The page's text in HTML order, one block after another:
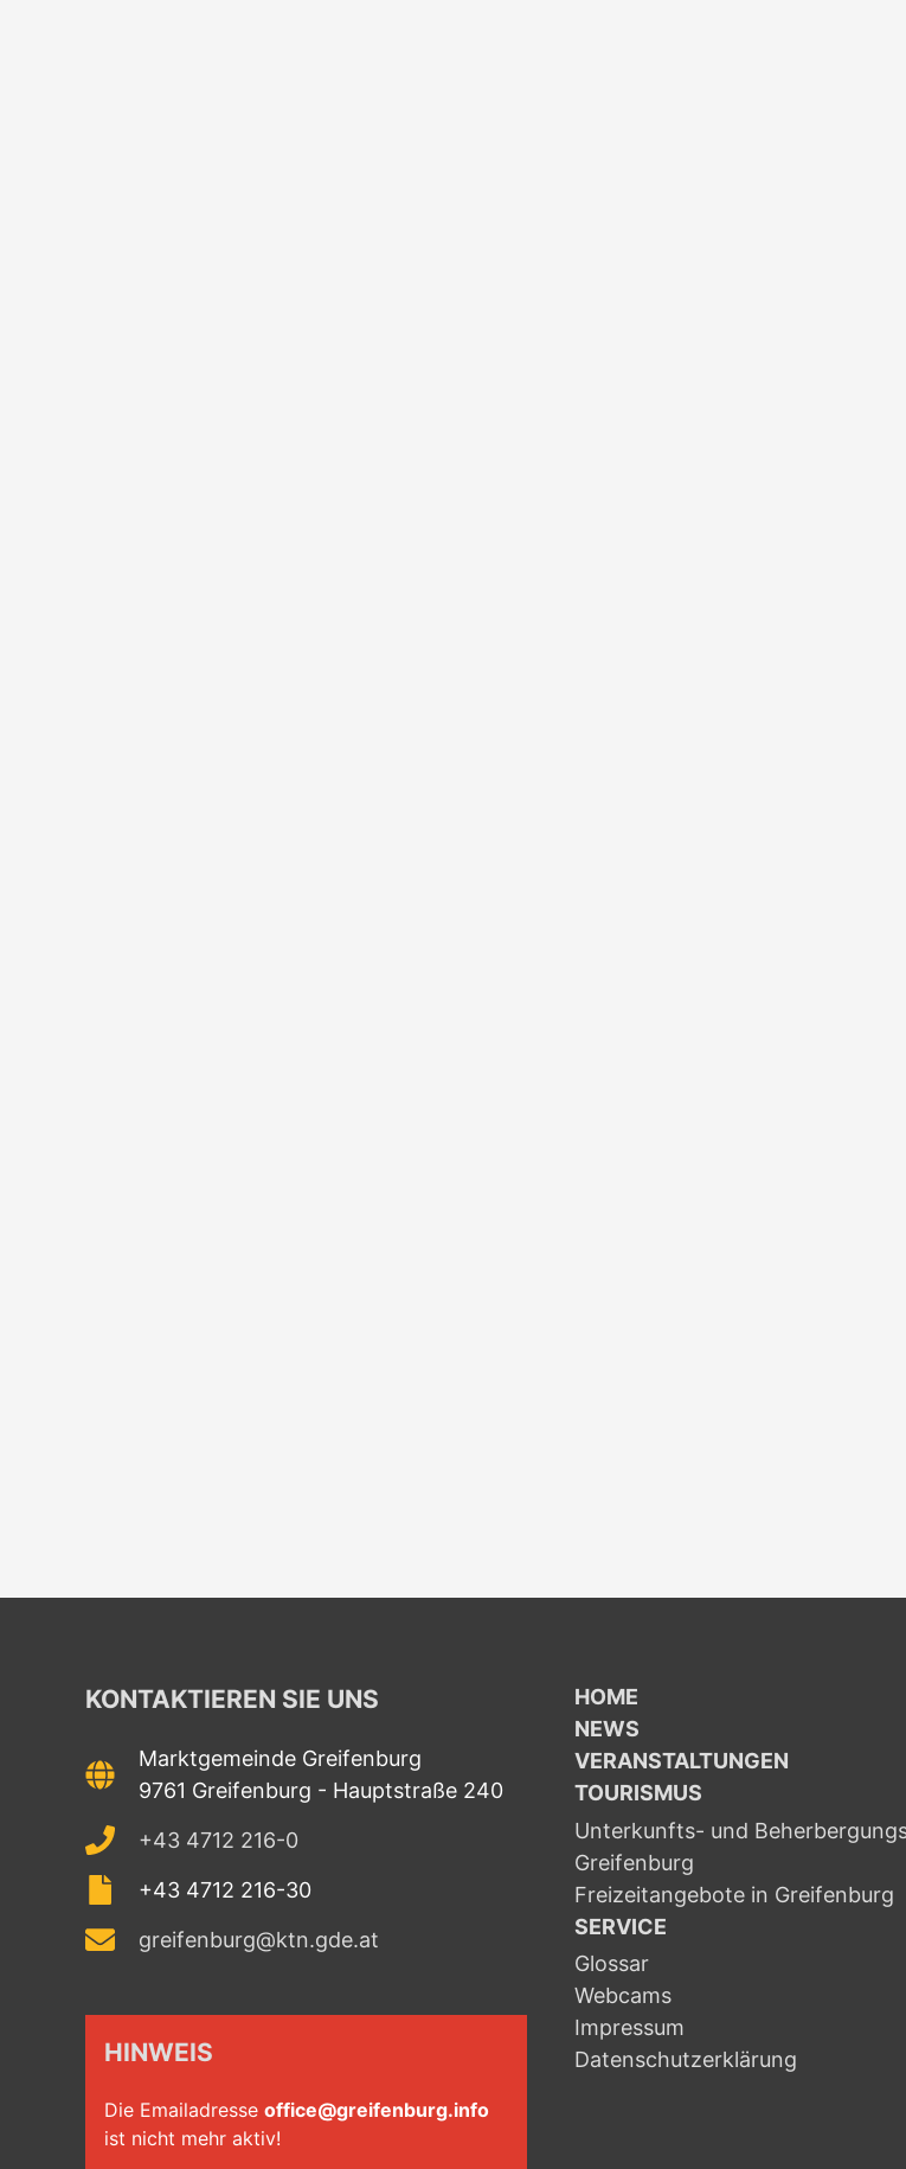
KONTAKTIEREN SIE UNS
Marktgemeinde Greifenburg
9761 Greifenburg - Hauptstraße 240
+43 4712 216-0
+43 4712 216-30
greifenburg@ktn.gde.at
HINWEIS
Die Emailadresse office@greifenburg.info
ist nicht mehr aktiv!
HOME
NEWS
VERANSTALTUNGEN
TOURISMUS
Unterkunfts- und
Greifenburg
Freizeitangebote in Greifenburg
SERVICE
Glossar
Webcams
Impressum
Datenschutzerklärung